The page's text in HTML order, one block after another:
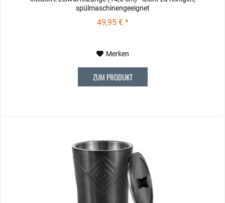
spülmaschinengeeignet
49,95 € *
Merken
ZUM PRODUKT